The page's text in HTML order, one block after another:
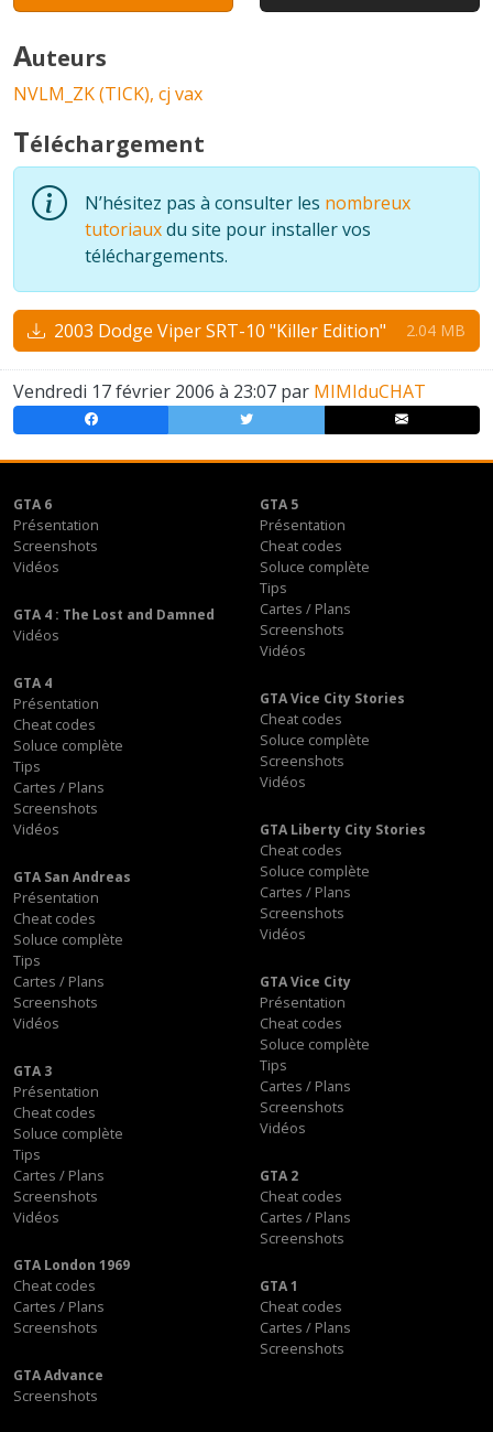
Auteurs
NVLM_ZK (TICK), cj vax
Téléchargement
N’hésitez pas à consulter les nombreux
tutoriauxdu site pour installer vos
téléchargements.
2003 Dodge Viper SRT-10 "Killer Edition" 2.04 MB
Vendredi 17 février 2006 à 23:07 par MIMIduCHAT
GTA 6
Présentation
Screenshots
Vidéos
GTA 5
Présentation
Cheat codes
Soluce complète
Tips
Cartes / Plans
Screenshots
Vidéos
GTA 4 : The Lost and Damned
Vidéos
GTA 4
Présentation
Cheat codes
Soluce complète
Tips
Cartes / Plans
Screenshots
Vidéos
GTA Vice City Stories
Cheat codes
Soluce complète
Screenshots
Vidéos
GTA Liberty City Stories
Cheat codes
Soluce complète
Cartes / Plans
Screenshots
Vidéos
GTA San Andreas
Présentation
Cheat codes
Soluce complète
Tips
Cartes / Plans
Screenshots
Vidéos
GTA Vice City
Présentation
Cheat codes
Soluce complète
Tips
Cartes / Plans
Screenshots
Vidéos
GTA 3
Présentation
Cheat codes
Soluce complète
Tips
Cartes / Plans
Screenshots
Vidéos
GTA 2
Cheat codes
Cartes / Plans
Screenshots
GTA London 1969
Cheat codes
Cartes / Plans
Screenshots
GTA 1
Cheat codes
Cartes / Plans
Screenshots
GTA Advance
Screenshots